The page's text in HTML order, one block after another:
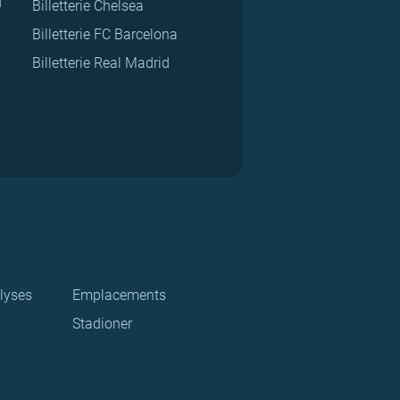
Billetterie Chelsea
Billetterie FC Barcelona
Billetterie Real Madrid
Emplacements
Stadioner